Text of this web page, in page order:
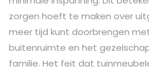
zorgen hoeft te maken over
meer tijd kunt doorbrengen
buitenruimte en het
familie. Het feit dat